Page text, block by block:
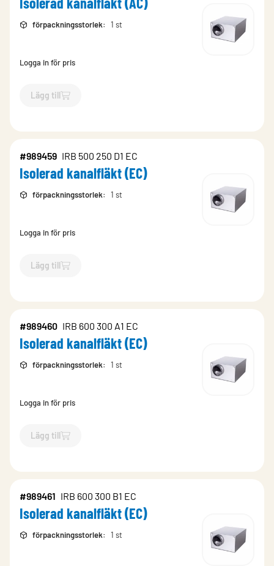
förpackningsstorlek: 1 st
Logga in för pris
Lägg till
`$Lägg till
#989459 IRB 500 250 D1 EC
Isolerad kanalfläkt (EC)
förpackningsstorlek: 1 st
Logga in för pris
Lägg till
`$Lägg till
#989460 IRB 600 300 A1 EC
Isolerad kanalfläkt (EC)
förpackningsstorlek: 1 st
Logga in för pris
Lägg till
`$Lägg till
#989461 IRB 600 300 B1 EC
Isolerad kanalfläkt (EC)
förpackningsstorlek: 1 st